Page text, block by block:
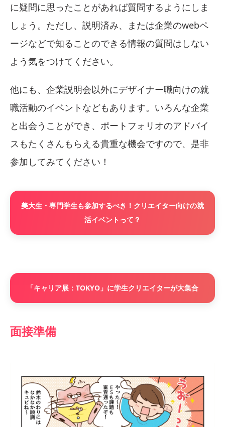
に疑問に思ったことがあれば質問するようにしま
しょう。ただし、説明済み、または企業のwebペ
ージなどで知ることのできる情報の質問はしない
よう気をつけてください。
他にも、企業説明会以外にデザイナー職向けの就
職活動のイベントなどもあります。いろんな企業
と出会うことができ、ポートフォリオのアドバイ
スもたくさんもらえる貴重な機会ですので、是非
参加してみてください！
美大生・専門学生も参加するべき！クリエイター向けの就
活イベントって？
「キャリア展：TOKYO」に学生クリエイターが大集合
面接準備